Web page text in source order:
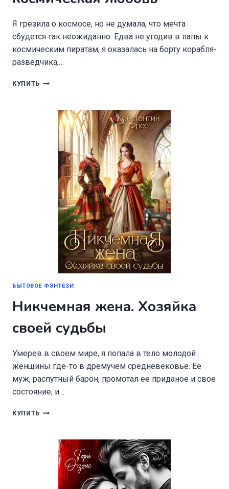
Я грезила о космосе, но не думала, что мечта
сбудется так неожиданно. Едва не угодив в лапы к
космическим пиратам, я оказалась на борту корабля-
разведчика,…
КУПИТЬ ПОПАДАНКА
КОСМИЧЕСКАЯ
ЛЮБОВЬ
БЫТОВОЕ ФЭНТЕЗИ
Никчемная жена. Хозяйка
своей судьбы
Умерев в своем мире, я попала в тело молодой
женщины где-то в дремучем средневековье. Ее
муж, распутный барон, промотал ее приданое и свое
состояние, и…
КУПИТЬ НИКЧЕМНАЯ
СВОЕЙ
СУДЬБЫ